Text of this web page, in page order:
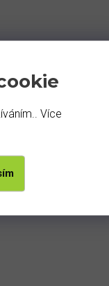
Více